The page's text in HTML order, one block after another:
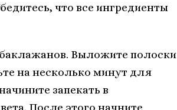
что все ингредиенты
баклажанов. Выложите полоски
на несколько минут для
запекать в
После этого начните